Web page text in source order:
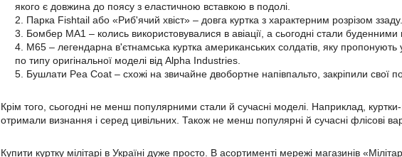
якого є довжина до поясу з еластичною вставкою в подолі.
Парка Fishtail або «Риб'ячий хвіст» – довга куртка з характерним розрізом ззаду.
Бомбер MA1 – колись використовувалися в авіації, а сьогодні стали буденними
M65 – легендарна в'єтнамська куртка американських солдатів, яку пропонують у
по типу оригінальної моделі від Alpha Industries.
Бушлати Pea Coat – схожі на звичайне двобортне напівпальто, закріпили свої
Крім того, сьогодні не менш популярними стали й сучасні моделі. Наприклад, куртки-
отримали визнання і серед цивільних. Також не менш популярні й сучасні флісові
Купити куртку мілітарі в Україні дуже просто. В асортименті мережі магазинів